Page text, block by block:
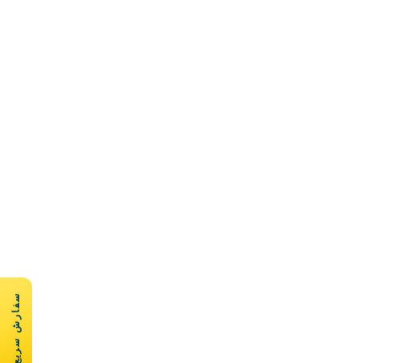
سفارش سریع